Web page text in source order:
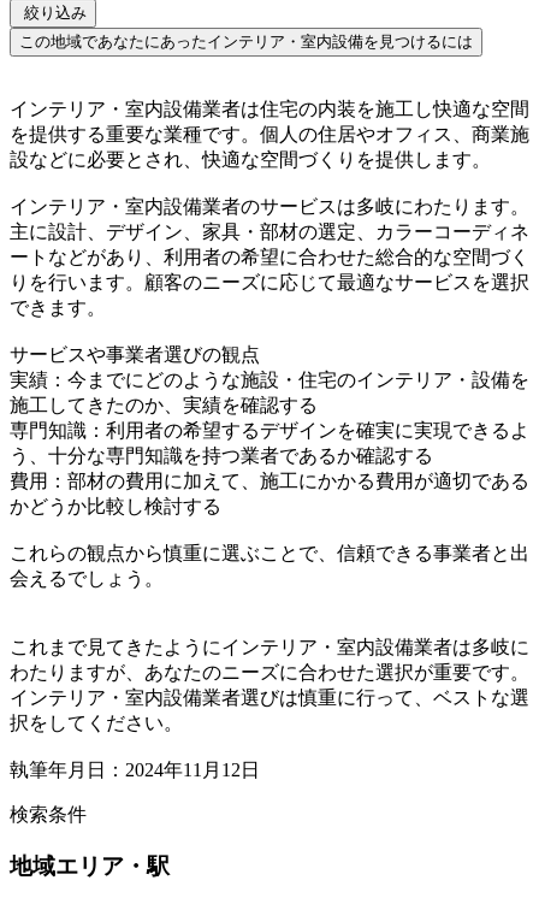
絞り込み
この地域であなたにあったインテリア・室内設備を見つけるには
インテリア・室内設備業者は住宅の内装を施工し快適な空間
を提供する重要な業種です。個人の住居やオフィス、商業施
設などに必要とされ、快適な空間づくりを提供します。
インテリア・室内設備業者のサービスは多岐にわたります。
主に設計、デザイン、家具・部材の選定、カラーコーディネ
ートなどがあり、利用者の希望に合わせた総合的な空間づく
りを行います。顧客のニーズに応じて最適なサービスを選択
できます。
サービスや事業者選びの観点
実績：今までにどのような施設・住宅のインテリア・設備を
施工してきたのか、実績を確認する
専門知識：利用者の希望するデザインを確実に実現できるよ
う、十分な専門知識を持つ業者であるか確認する
費用：部材の費用に加えて、施工にかかる費用が適切である
かどうか比較し検討する
これらの観点から慎重に選ぶことで、信頼できる事業者と出
会えるでしょう。
これまで見てきたようにインテリア・室内設備業者は多岐に
わたりますが、あなたのニーズに合わせた選択が重要です。
インテリア・室内設備業者選びは慎重に行って、ベストな選
択をしてください。
執筆年月日：2024年11月12日
検索条件
地域エリア・駅